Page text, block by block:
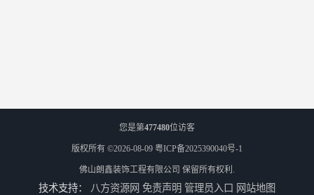
您是第477480位访客
版权所有 ©2026-08-09 粤ICP备2025390040号-1
佛山朗鑫装饰工程有限公司 保留所有权利.
技术支持： 八方资源网 免责声明 管理员入口 网站地图